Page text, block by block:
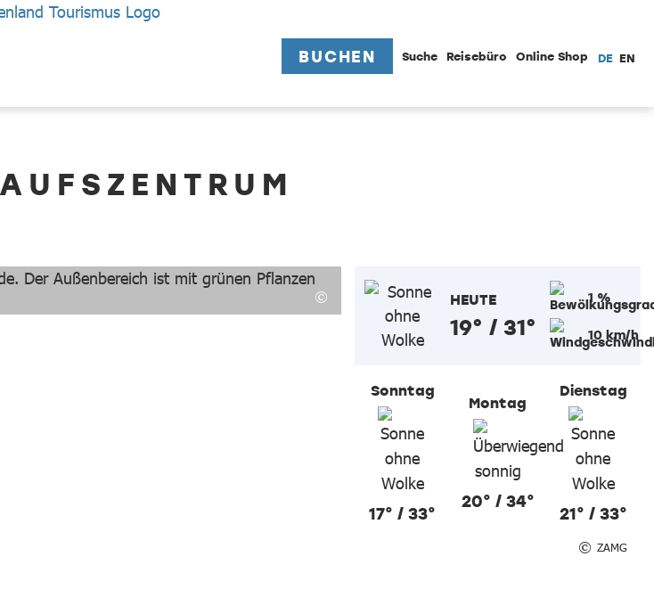
BUCHEN Suche Reisebüro Online Shop DE EN
HEUTE
19° / 31°
1 %
10 km/h
Sonntag
17° / 33°
Montag
20° / 34°
Dienstag
21° / 33°
ZAMG